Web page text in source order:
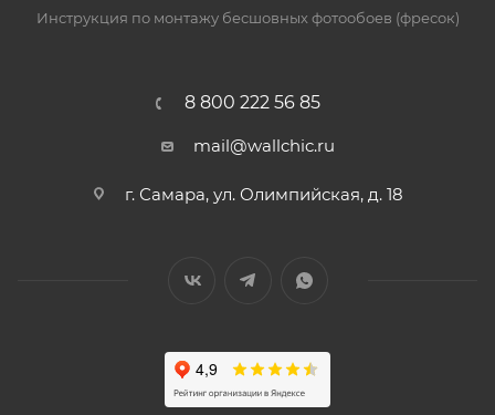
Инструкция по монтажу бесшовных фотообоев (фресок)
8 800 222 56 85
mail@wallchic.ru
г. Самара, ул. Олимпийская, д. 18